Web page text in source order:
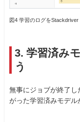
図4 学習のログをStackdriver
3. 学習済み
う
無事にジョブが終了
がった学習済みモデル